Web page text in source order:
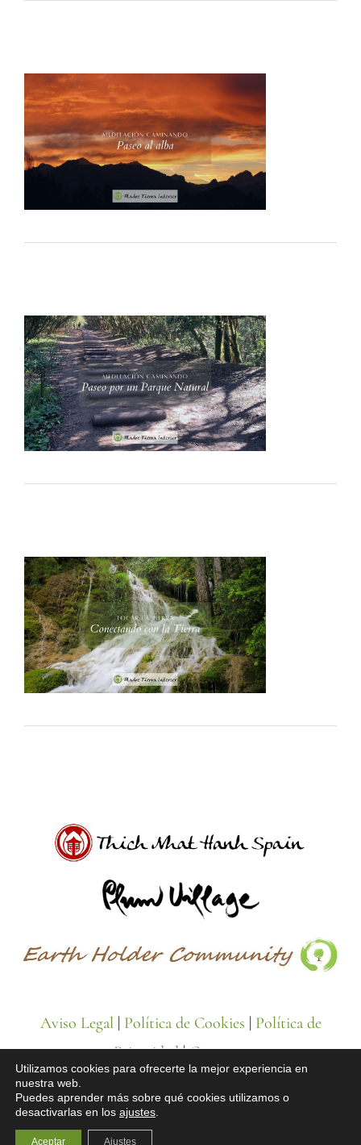
Aviso Legal| Política de Cookies | Política de
Privacidad|Contacto
© Todos los derechos reservados
Utilizamos cookies para ofrecerte la mejor experiencia en
nuestra web.
Puedes aprender más sobre qué cookies utilizamos o
desactivarlas en los ajustes
Aceptar Ajustes